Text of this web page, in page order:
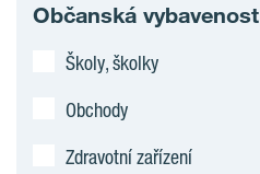
Občanská vybavenost
Školy, školky
Obchody
Zdravotní zařízení